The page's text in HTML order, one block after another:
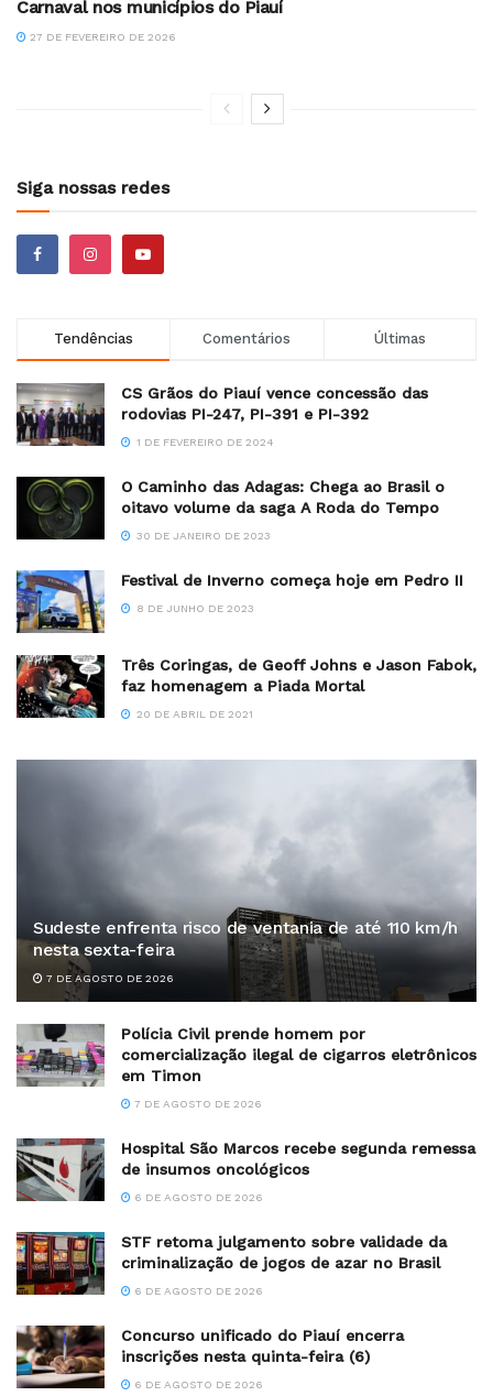
Carnaval nos municípios do Piauí
27 DE FEVEREIRO DE 2026
Siga nossas redes
Tendências Comentários Últimas
CS Grãos do Piauí vence concessão das
rodovias PI-247, PI-391 e PI-392
1 DE FEVEREIRO DE 2024
O Caminho das Adagas: Chega ao Brasil o
oitavo volume da saga A Roda do Tempo
30 DE JANEIRO DE 2023
Festival de Inverno começa hoje em Pedro II
8 DE JUNHO DE 2023
Três Coringas, de Geoff Johns e Jason Fabok,
faz homenagem a Piada Mortal
20 DE ABRIL DE 2021
Sudeste enfrenta risco de ventania de até 110 km/h
nesta sexta-feira
7 DE AGOSTO DE 2026
Polícia Civil prende homem por
comercialização ilegal de cigarros eletrônicos
em Timon
7 DE AGOSTO DE 2026
Hospital São Marcos recebe segunda remessa
de insumos oncológicos
6 DE AGOSTO DE 2026
STF retoma julgamento sobre validade da
criminalização de jogos de azar no Brasil
6 DE AGOSTO DE 2026
Concurso unificado do Piauí encerra
inscrições nesta quinta-feira (6)
6 DE AGOSTO DE 2026